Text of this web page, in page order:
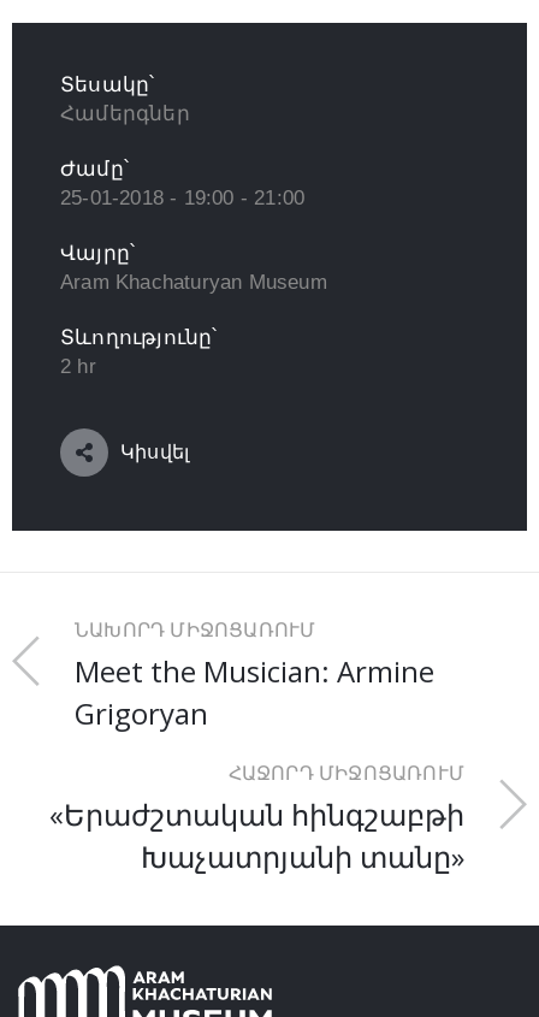
Տեսակը՝
Համերգներ
Ժամը՝
25-01-2018 - 19:00 - 21:00
Վայրը՝
Aram Khachaturyan Museum
Տևողությունը՝
2 hr
Կիսվել
ՆԱԽՈՐԴ ՄԻՋՈՑԱՌՈՒՄ
Meet the Musician: Armine
Grigoryan
ՀԱՋՈՐԴ ՄԻՋՈՑԱՌՈՒՄ
«Երաժշտական հինգշաբթի
Խաչատրյանի տանը»